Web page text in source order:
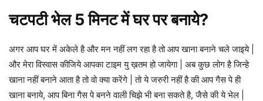
चटपटी भेल 5 मिनट में घर पर बनाये?
अगर आप घर में अकेले है और मन नहीं लग रहा है तो आप खाना बनाने चले जाइये |
और मेरा विस्वास कीजिये आपका टाइम यु ख़तम हो जायेगा | अब कुछ लोग है जिन्हे
खाना नहीं बनाने आता है तो वो क्या करेंगे | तो ये जरुरी नहीं है की आप गैस पे ही
खाना बनाये, आप बिना गैस पे बनने वाली चिझे भी बना सकते है, जैसे की ये भेल |